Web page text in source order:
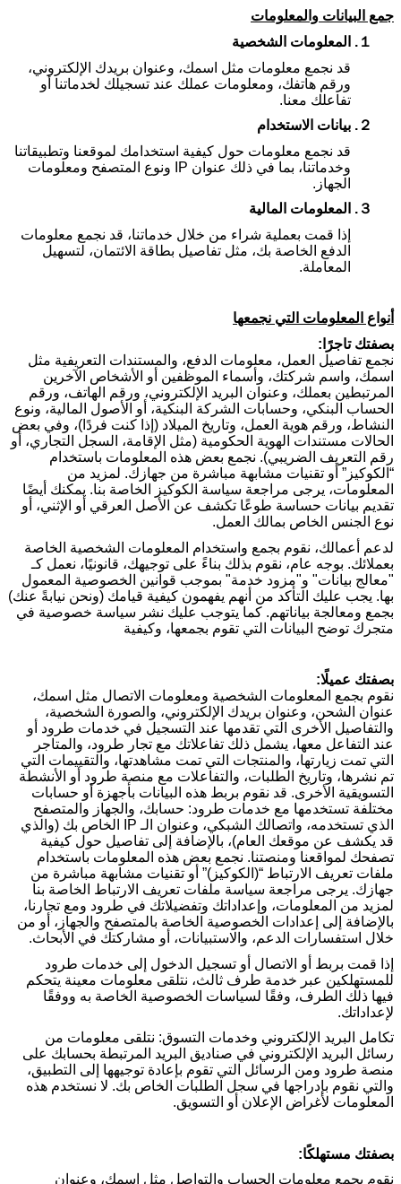
جمع البيانات والمعلومات
１.
المعلومات الشخصية
قد نجمع معلومات مثل اسمك، وعنوان بريدك الإلكتروني،
ورقم هاتفك، ومعلومات عملك عند تسجيلك لخدماتنا أو
تفاعلك معنا.
２.
بيانات الاستخدام
قد نجمع معلومات حول كيفية استخدامك لموقعنا وتطبيقاتنا
وخدماتنا، بما في ذلك عنوان IP
ونوع المتصفح ومعلومات
الجهاز.
３.
المعلومات المالية
إذا قمت بعملية شراء من خلال خدماتنا، قد نجمع معلومات
الدفع الخاصة بك، مثل تفاصيل بطاقة الائتمان، لتسهيل
المعاملة.
أنواع المعلومات التي نجمعها
بصفتك تاجرًا:
نجمع تفاصيل العمل، معلومات الدفع، والمستندات التعريفية مثل
اسمك، واسم شركتك، وأسماء الموظفين أو الأشخاص الآخرين
المرتبطين بعملك، وعنوان البريد الإلكتروني، ورقم الهاتف، ورقم
الحساب البنكي، وحسابات الشركة البنكية، أو الأصول المالية، ونوع
النشاط، ورقم هوية العمل، وتاريخ الميلاد (إذا كنت فردًا)، وفي بعض
الحالات مستندات الهوية الحكومية (مثل الإقامة، السجل التجاري، أو
رقم التعريف الضريبي). نجمع بعض هذه المعلومات باستخدام
“الكوكيز” أو تقنيات مشابهة مباشرة من جهازك. لمزيد من
المعلومات، يرجى مراجعة سياسة الكوكيز الخاصة بنا. يمكنك أيضًا
تقديم بيانات حساسة طوعًا تكشف عن الأصل العرقي أو الإثني، أو
نوع الجنس الخاص بمالك العمل.
لدعم أعمالك، نقوم بجمع واستخدام المعلومات الشخصية الخاصة
بعملائك. بوجه عام، نقوم بذلك بناءً على توجيهك، قانونيًا، نعمل كـ
"معالج بيانات" و"مزود خدمة" بموجب قوانين الخصوصية المعمول
بها. يجب عليك التأكد من أنهم يفهمون كيفية قيامك (ونحن نيابةً عنك)
بجمع ومعالجة بياناتهم. كما يتوجب عليك نشر سياسة خصوصية في
متجرك توضح البيانات التي تقوم بجمعها، وكيفية
بصفتك عميلًا:
نقوم بجمع المعلومات الشخصية ومعلومات الاتصال مثل اسمك،
عنوان الشحن، وعنوان بريدك الإلكتروني، والصورة الشخصية،
والتفاصيل الأخرى التي تقدمها عند التسجيل في خدمات طرود أو
عند التفاعل معها، يشمل ذلك تفاعلاتك مع تجار طرود، والمتاجر
التي تمت زيارتها، والمنتجات التي تمت مشاهدتها، والتقييمات التي
تم نشرها، وتاريخ الطلبات، والتفاعلات مع منصة طرود أو الأنشطة
التسويقية الأخرى. قد نقوم بربط هذه البيانات بأجهزة أو حسابات
مختلفة تستخدمها مع خدمات طرود: حسابك، والجهاز والمتصفح
الذي تستخدمه، واتصالك الشبكي، وعنوان الـ IP
الخاص بك (والذي
قد يكشف عن موقعك العام)، بالإضافة إلى تفاصيل حول كيفية
تصفحك لمواقعنا ومنصتنا. نجمع بعض هذه المعلومات باستخدام
ملفات تعريف الارتباط “(الكوكيز)” أو تقنيات مشابهة مباشرة من
جهازك. يرجى مراجعة سياسة ملفات تعريف الارتباط الخاصة بنا
لمزيد من المعلومات، وإعداداتك وتفضيلاتك في طرود ومع تجارنا،
بالإضافة إلى إعدادات الخصوصية الخاصة بالمتصفح والجهاز، أو من
خلال استفسارات الدعم، والاستبيانات، أو مشاركتك في الأبحاث.
إذا قمت بربط أو الاتصال أو تسجيل الدخول إلى خدمات طرود
للمستهلكين عبر خدمة طرف ثالث، نتلقى معلومات معينة يتحكم
فيها ذلك الطرف، وفقًا لسياسات الخصوصية الخاصة به ووفقًا
لإعداداتك.
تكامل البريد الإلكتروني وخدمات التسوق: نتلقى معلومات من
رسائل البريد الإلكتروني في صناديق البريد المرتبطة بحسابك على
منصة طرود ومن الرسائل التي تقوم بإعادة توجيهها إلى التطبيق،
والتي نقوم بإدراجها في سجل الطلبات الخاص بك. لا نستخدم هذه
المعلومات لأغراض الإعلان أو التسويق.
بصفتك مستهلكًا:
نقوم بجمع معلومات الحساب والتواصل مثل اسمك، وعنوان